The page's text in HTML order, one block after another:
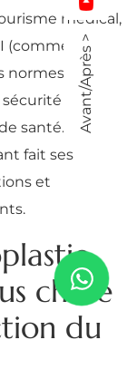
médical,
(comme ceux
normes
santé.
fait ses
et
chère
du
Avant/Après >